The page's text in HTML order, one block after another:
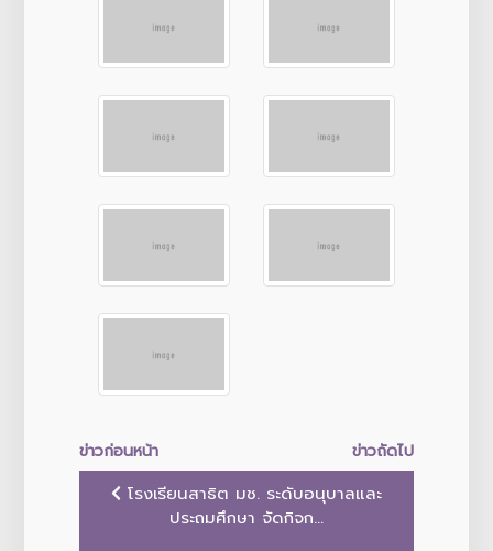
ข่าวก่อนหน้า
ข่าวถัดไป
โรงเรียนสาธิต มช. ระดับอนุบาลและ
ประถมศึกษา จัดกิจก...